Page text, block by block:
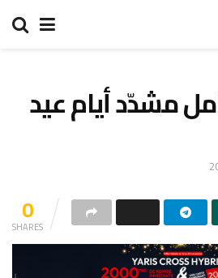
مشدّد أيام عيد
0
SHARES